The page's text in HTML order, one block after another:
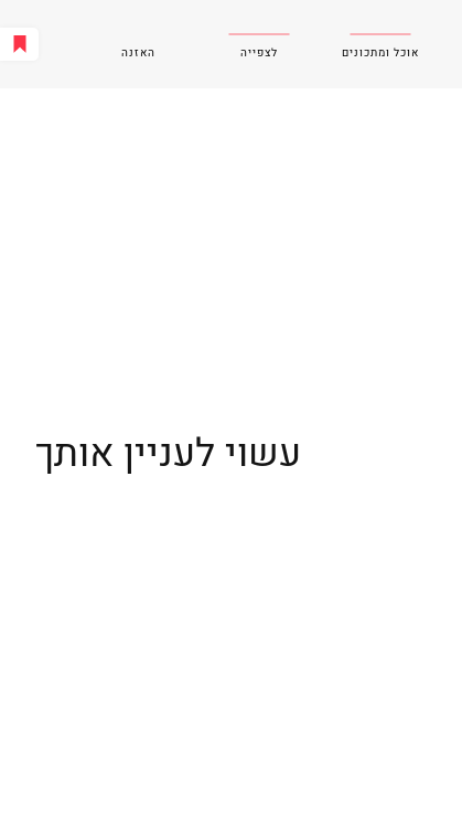
האזנה לצפייה אוכל ומתכונים
עשוי לעניין אותך